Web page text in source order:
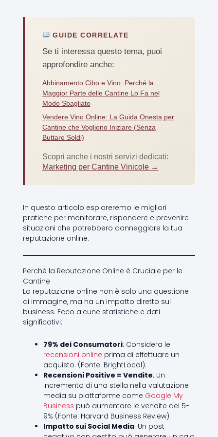
GUIDE CORRELATE
Se ti interessa questo tema, puoi
approfondire anche:
Abbinamento Cibo e Vino: Perché la
Maggior Parte delle Cantine Lo Fa nel
Modo Sbagliato
Vendere Vino Online: La Guida Onesta per
Cantine che Vogliono Iniziare (Senza
Buttare Soldi)
Scopri anche i nostri servizi dedicati:
Marketing per Cantine Vinicole →
In questo articolo esploreremo le migliori
pratiche per monitorare, rispondere e prevenire
situazioni che potrebbero danneggiare la tua
reputazione online.
Perché la Reputazione Online è Cruciale per le
Cantine
La reputazione online non è solo una questione
di immagine, ma ha un impatto diretto sul
business. Ecco alcune statistiche e dati
significativi:
79% dei Consumatori: Considera le
recensioni online prima di effettuare un
acquisto. (Fonte: BrightLocal).
Recensioni Positive = Vendite: Un
incremento di una stella nella valutazione
media su piattaforme come Google My
Business può aumentare le vendite del 5-
9% (Fonte: Harvard Business Review).
Impatto sui Social Media: Un post